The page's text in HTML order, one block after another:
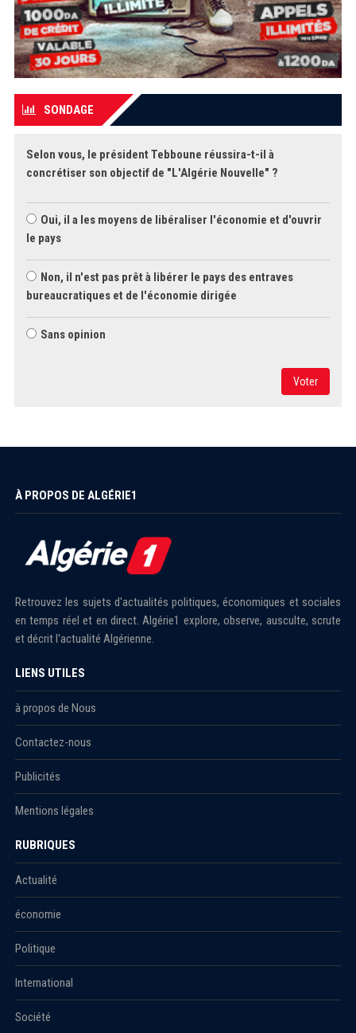
SONDAGE
Selon vous, le président Tebboune réussira-t-il à
concrétiser son objectif de "L'Algérie Nouvelle" ?
Oui, il a les moyens de libéraliser l'économie et d'ouvrir
le pays
Non, il n'est pas prêt à libérer le pays des entraves
bureaucratiques et de l'économie dirigée
Sans opinion
Voter
À PROPOS DE ALGÉRIE1
Retrouvez les sujets d'actualités politiques, économiques et sociales
en temps réel et en direct. Algérie1 explore, observe, ausculte, scrute
et décrit l'actualité Algérienne.
LIENS UTILES
à propos de Nous
Contactez-nous
Publicités
Mentions légales
RUBRIQUES
Actualité
économie
Politique
International
Société